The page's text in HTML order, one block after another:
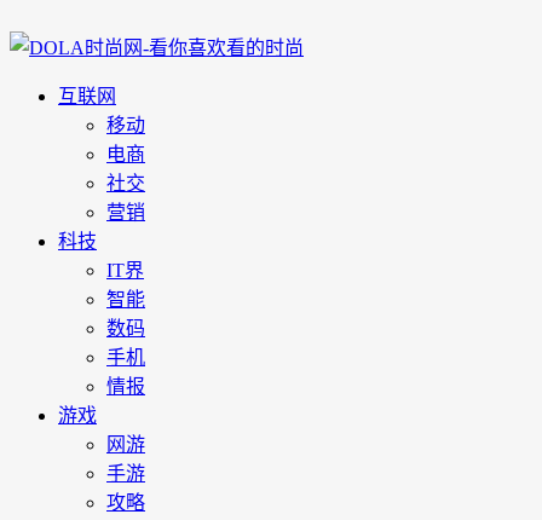
互联网
移动
电商
社交
营销
科技
IT界
智能
数码
手机
情报
游戏
网游
手游
攻略